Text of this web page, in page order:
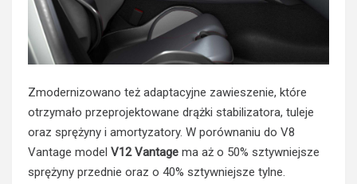
Zmodernizowano też adaptacyjne zawieszenie, które
otrzymało przeprojektowane drążki stabilizatora, tuleje
oraz sprężyny i amortyzatory. W porównaniu do V8
Vantage model V12 Vantage ma aż o 50% sztywniejsze
sprężyny przednie oraz o 40% sztywniejsze tylne.